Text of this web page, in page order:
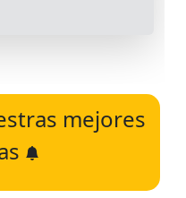
mejores